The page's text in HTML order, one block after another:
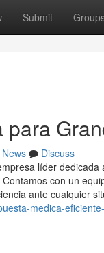
Submit
News
Discuss
líder
con un
ante cualquier
medica-